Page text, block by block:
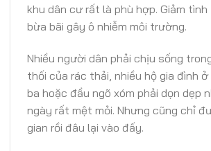
khu dân cư rất là phù hợp. Giảm
bừa bãi gây ô nhiễm môi trường.
Nhiều người dân phải chịu sống
thối của rác thải, nhiều hộ gia đình
ba hoặc đầu ngõ xóm phải dọn dẹp
ngày rất mệt mỏi. Nhưng cũng chỉ
gian rồi đâu lại vào đấy.